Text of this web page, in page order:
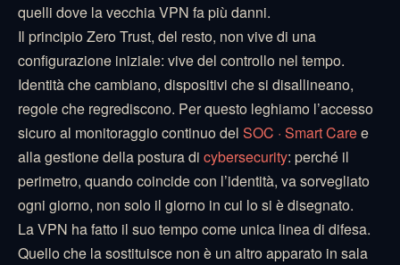
quelli dove la vecchia VPN fa più danni.
Il principio Zero Trust, del resto, non vive di una
configurazione iniziale: vive del controllo nel tempo.
Identità che cambiano, dispositivi che si disallineano,
regole che regrediscono. Per questo leghiamo l’accesso
sicuro al monitoraggio continuo del SOC · Smart Caree
alla gestione della postura di cybersecurity: perché il
perimetro, quando coincide con l’identità, va sorvegliato
ogni giorno, non solo il giorno in cui lo si è disegnato.
La VPN ha fatto il suo tempo come unica linea di difesa.
Quello che la sostituisce non è un altro apparato in sala